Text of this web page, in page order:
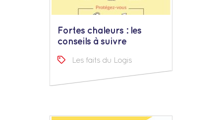
Fortes chaleurs : les
conseils à suivre
Les faits du Logis